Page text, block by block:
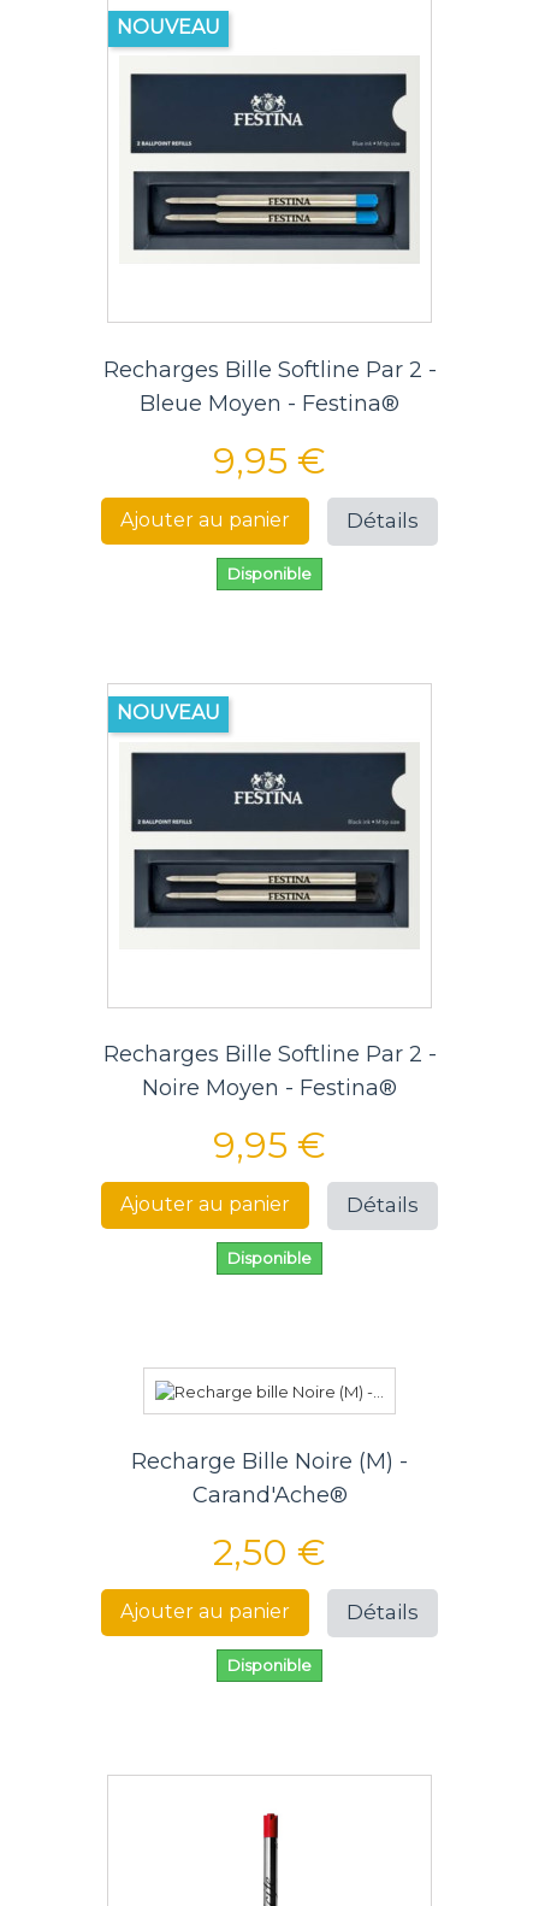
NOUVEAU
Recharges Bille Softline Par 2 -
Bleue Moyen - Festina®
9,95 €
Ajouter au panier Détails
Disponible
NOUVEAU
Recharges Bille Softline Par 2 -
Noire Moyen - Festina®
9,95 €
Ajouter au panier Détails
Disponible
Recharge Bille Noire (M) -
Carand'Ache®
2,50 €
Ajouter au panier Détails
Disponible